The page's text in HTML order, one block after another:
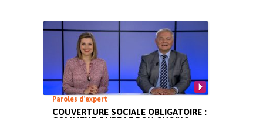
Paroles d'expert
COUVERTURE SOCIALE OBLIGATOIRE :